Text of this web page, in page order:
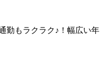
勤もラクラク♪！幅広い年